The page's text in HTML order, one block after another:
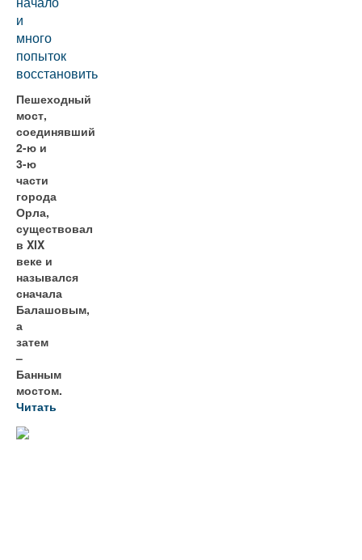
и
много
попыток
восстановить
Пешеходный
мост,
соединявший
2-ю и
3-ю
части
города
Орла,
существовал
в XIX
веке и
назывался
сначала
Балашовым,
а
затем
–
Банным
мостом.
Читать